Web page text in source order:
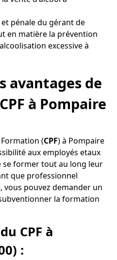
pénale du gérant de
en matière la prévention
excessive à
avantages de
à Pompaire
(CPF) à Pompaire
aux employés etaux
se former tout au long leur
que professionnel
vous pouvez demander un
la formation
CPF à
: